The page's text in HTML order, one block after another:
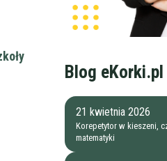
Blog eKorki.pl
21 kwietnia 2026
Korepetytor w kieszeni,
matematyki